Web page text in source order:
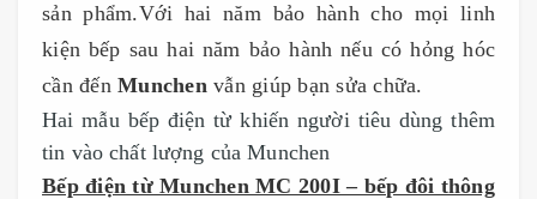
sản phẩm.Với hai năm bảo hành cho mọi linh
kiện bếp sau hai năm bảo hành nếu có hỏng hóc
cần đến Munchenvẫn giúp bạn sửa chữa.
Hai mẫu bếp điện từ khiến người tiêu dùng thêm
tin vào chất lượng của Munchen
Bếp điện từ Munchen MC 200I – bếp đôi thông